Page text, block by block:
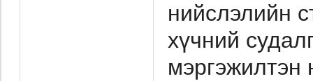
нийслэлийн
хүчний
мэргэжилтэн